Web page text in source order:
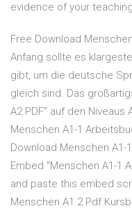
evidence of your
Free Download
Anfang sollte es
gibt, um die deutsche
gleich sind. Das
A2 PDF” auf den Niveaus
Menschen A1-1
Download Menschen
Embed "Menschen A1-1
and paste this embed
Menschen A1 2 Pdf